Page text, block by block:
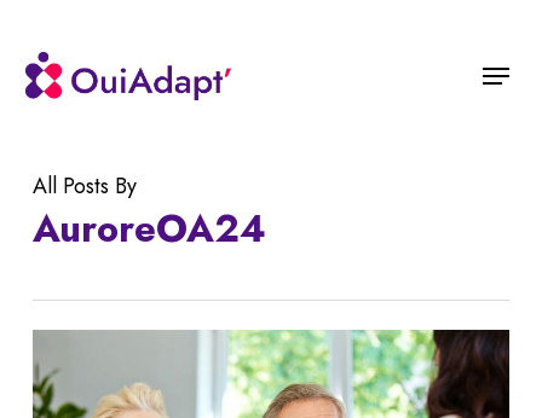
main
content
Menu
All Posts By
AuroreOA24